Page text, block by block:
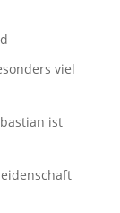
viel
ist